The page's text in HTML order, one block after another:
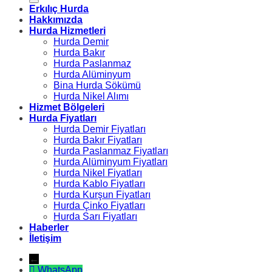
Erkılıç Hurda
Hakkımızda
Hurda Hizmetleri
Hurda Demir
Hurda Bakır
Hurda Paslanmaz
Hurda Alüminyum
Bina Hurda Sökümü
Hurda Nikel Alımı
Hizmet Bölgeleri
Hurda Fiyatları
Hurda Demir Fiyatları
Hurda Bakır Fiyatları
Hurda Paslanmaz Fiyatları
Hurda Alüminyum Fiyatları
Hurda Nikel Fiyatları
Hurda Kablo Fiyatları
Hurda Kurşun Fiyatları
Hurda Çinko Fiyatları
Hurda Sarı Fiyatları
Haberler
İletişim
←
WhatsApp